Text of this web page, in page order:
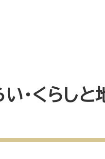
い・くらしと